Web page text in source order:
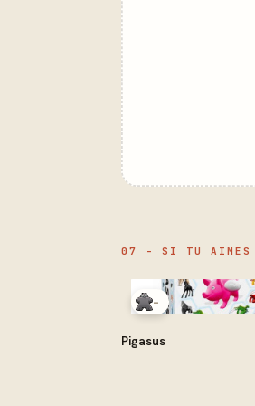
07 - SI TU AIMES
-
Pigasus